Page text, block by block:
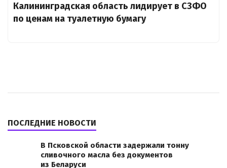
Калининградская область лидирует в СЗФО
по ценам на туалетную бумагу
ПОСЛЕДНИЕ НОВОСТИ
В Псковской области задержали тонну
сливочного масла без документов
из Беларуси